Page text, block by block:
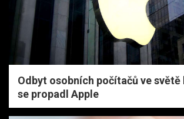
Odbyt osobních počítačů ve
se propadl Apple